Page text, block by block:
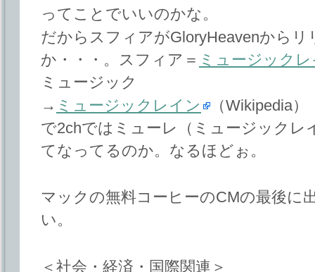
ってことでいいのかな。
だからスフィアがGloryHeavenから
か・・・。スフィア＝ ミュージック
ミュージック
→ ミュージックレイン
（Wikipedia）
で2chではミューレ（ミュージックレ
てなってるのか。なるほどぉ。
マックの無料コーヒーのCMの最後に
い。
＜社会・経済・国際関連＞